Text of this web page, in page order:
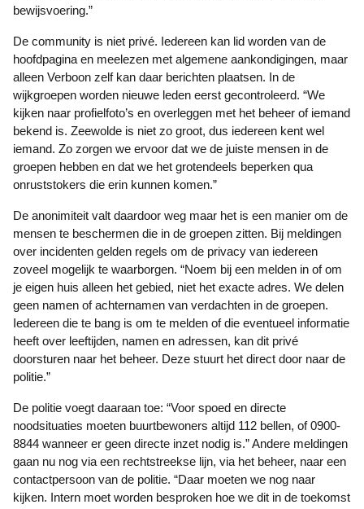
bewijsvoering.”
De community is niet privé. Iedereen kan lid worden van de
hoofdpagina en meelezen met algemene aankondigingen, maar
alleen Verboon zelf kan daar berichten plaatsen. In de
wijkgroepen worden nieuwe leden eerst gecontroleerd. “We
kijken naar profielfoto’s en overleggen met het beheer of iemand
bekend is. Zeewolde is niet zo groot, dus iedereen kent wel
iemand. Zo zorgen we ervoor dat we de juiste mensen in de
groepen hebben en dat we het grotendeels beperken qua
onruststokers die erin kunnen komen.”
De anonimiteit valt daardoor weg maar het is een manier om de
mensen te beschermen die in de groepen zitten. Bij meldingen
over incidenten gelden regels om de privacy van iedereen
zoveel mogelijk te waarborgen. “Noem bij een melden in of om
je eigen huis alleen het gebied, niet het exacte adres. We delen
geen namen of achternamen van verdachten in de groepen.
Iedereen die te bang is om te melden of die eventueel informatie
heeft over leeftijden, namen en adressen, kan dit privé
doorsturen naar het beheer. Deze stuurt het direct door naar de
politie.”
De politie voegt daaraan toe: “Voor spoed en directe
noodsituaties moeten buurtbewoners altijd 112 bellen, of 0900-
8844 wanneer er geen directe inzet nodig is.” Andere meldingen
gaan nu nog via een rechtstreekse lijn, via het beheer, naar een
contactpersoon van de politie. “Daar moeten we nog naar
kijken. Intern moet worden besproken hoe we dit in de toekomst